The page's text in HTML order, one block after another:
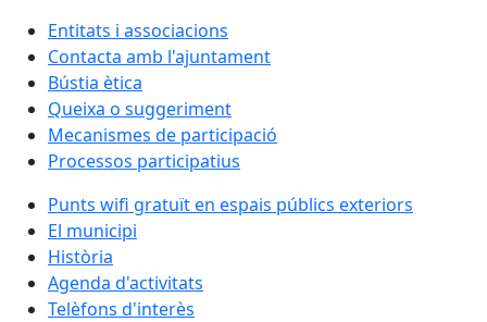
Entitats i associacions
Contacta amb l'ajuntament
Bústia ètica
Queixa o suggeriment
Mecanismes de participació
Processos participatius
Punts wifi gratuït en espais públics exteriors
El municipi
Història
Agenda d'activitats
Telèfons d'interès